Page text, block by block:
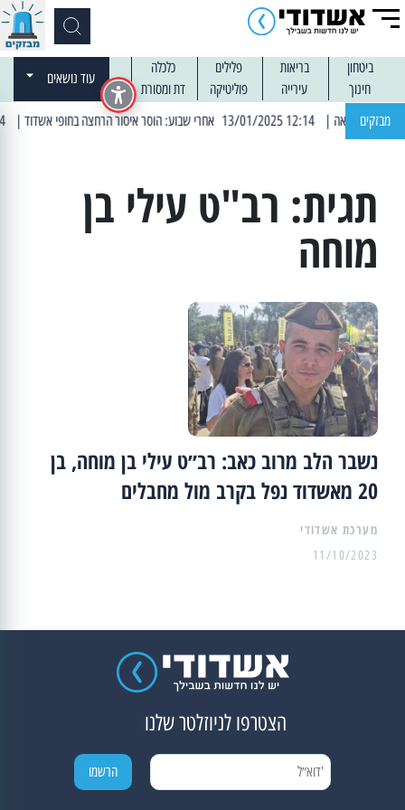
ביטחון בריאות פלילים
כלכלה
חינוך
עירייה פוליטיקה דת ומסורת
עוד נושאים
מבזקים | 12:14 13/01/2025 אחרי שבוע: הוסר איסור הרחצה בחופי אשדוד | 13:04 14/01/2025 עובדים בלילות: עבודות קרצוף וריבוד אספלט
תגית: רב"ט עילי בן
מוחה
נשבר הלב מרוב כאב: רב״ט עילי בן מוחה, בן
20 מאשדוד נפל בקרב מול מחבלים
מערכת אשדודי
11/10/2023
הצטרפו לניוזלטר שלנו